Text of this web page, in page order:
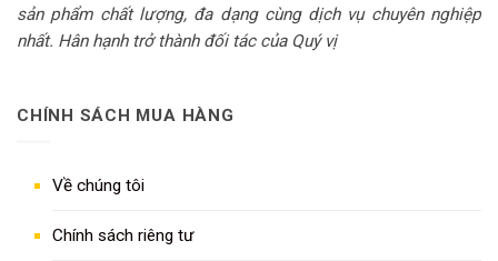
sản phẩm chất lượng, đa dạng cùng dịch vụ chuyên nghiệp
nhất. Hân hạnh trở thành đối tác của Quý vị
CHÍNH SÁCH MUA HÀNG
Về chúng tôi
Chính sách riêng tư